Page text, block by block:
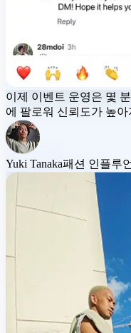
이제 이벤트 운영은 몇
에 팔로워 신뢰도가 높아
Yuki Tanaka패션 인플루